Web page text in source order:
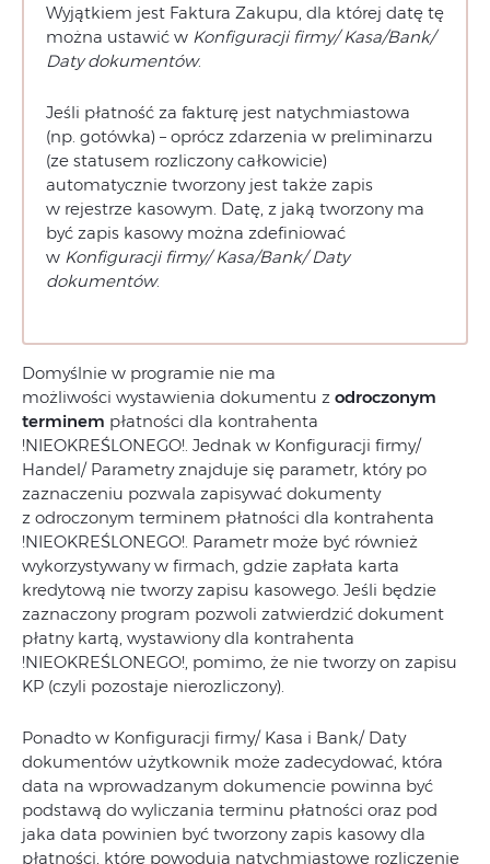
Wyjątkiem jest Faktura Zakupu, dla której datę tę
można ustawić w Konfiguracji firmy/ Kasa/Bank/
Daty dokumentów.
Jeśli płatność za fakturę jest natychmiastowa
(np. gotówka) – oprócz zdarzenia w preliminarzu
(ze statusem rozliczony całkowicie)
automatycznie tworzony jest także zapis
w rejestrze kasowym. Datę, z jaką tworzony ma
być zapis kasowy można zdefiniować
w Konfiguracji firmy/ Kasa/Bank/ Daty
dokumentów.
Domyślnie w programie nie ma
możliwości wystawienia dokumentu z odroczonym
terminem płatności dla kontrahenta
!NIEOKREŚLONEGO!. Jednak w Konfiguracji firmy/
Handel/ Parametry znajduje się parametr, który po
zaznaczeniu pozwala zapisywać dokumenty
z odroczonym terminem płatności dla kontrahenta
!NIEOKREŚLONEGO!. Parametr może być również
wykorzystywany w firmach, gdzie zapłata karta
kredytową nie tworzy zapisu kasowego. Jeśli będzie
zaznaczony program pozwoli zatwierdzić dokument
płatny kartą, wystawiony dla kontrahenta
!NIEOKREŚLONEGO!, pomimo, że nie tworzy on zapisu
KP (czyli pozostaje nierozliczony).
Ponadto w Konfiguracji firmy/ Kasa i Bank/ Daty
dokumentów użytkownik może zadecydować, która
data na wprowadzanym dokumencie powinna być
podstawą do wyliczania terminu płatności oraz pod
jaka data powinien być tworzony zapis kasowy dla
płatności, które powodują natychmiastowe rozliczenie